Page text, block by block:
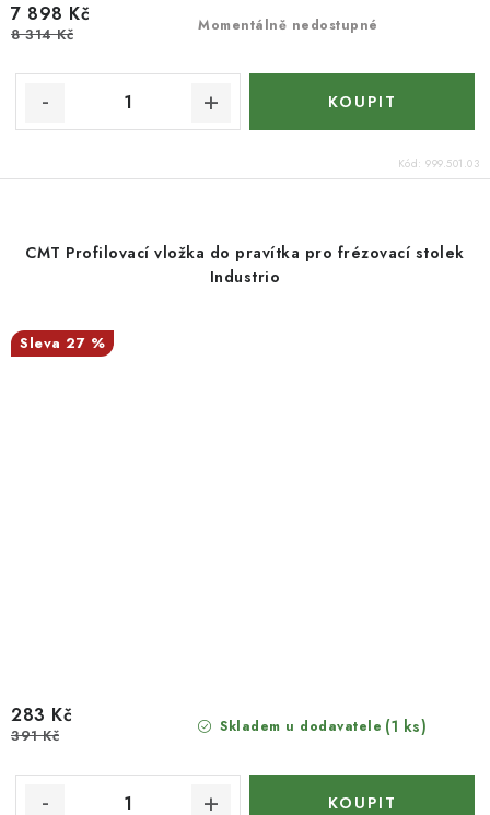
Momentálně nedostupné
7 898 Kč
8 314 Kč
Kód: 999.501.03
CMT Profilovací vložka do pravítka pro frézovací stolek
Industrio
27 %
Skladem u dodavatele (1 ks)
283 Kč
391 Kč